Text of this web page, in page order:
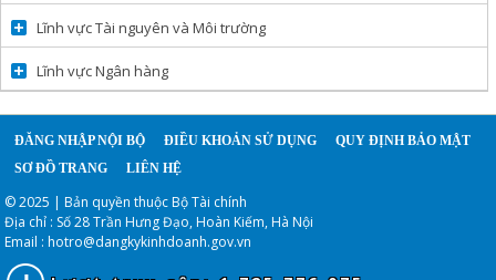
Lĩnh vực Tài nguyên và Môi trường
Lĩnh vực Ngân hàng
ĐĂNG NHẬP NỘI BỘ ĐIỀU KHOẢN SỬ DỤNG
QUY ĐỊNH BẢO MẬT
SƠ ĐỒ TRANG
LIÊN HỆ
© 2025 | Bản quyền thuộc Bộ Tài chính
Địa chỉ : Số 28 Trần Hưng Đạo, Hoàn Kiếm, Hà Nội
Email : hotro@dangkykinhdoanh.gov.vn